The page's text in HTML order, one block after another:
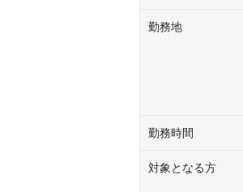
勤務地
勤務時間
対象となる方